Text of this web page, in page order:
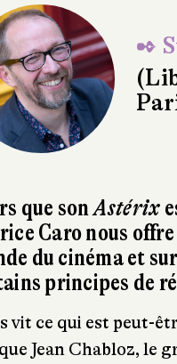
✒
que sonAstérix
Caro nous
du cinéma et
principes de
vit ce qui est peut-
Jean Chabloz, le